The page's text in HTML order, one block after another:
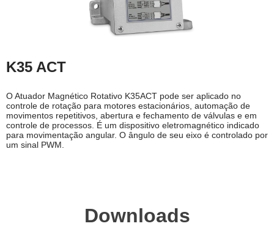
K35 ACT
O Atuador Magnético Rotativo K35ACT pode ser aplicado no
controle de rotação para motores estacionários, automação de
movimentos repetitivos, abertura e fechamento de válvulas e em
controle de processos. É um dispositivo eletromagnético indicado
para movimentação angular. O ângulo de seu eixo é controlado por
um sinal PWM.
Downloads